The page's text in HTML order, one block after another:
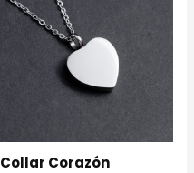
Collar Corazón